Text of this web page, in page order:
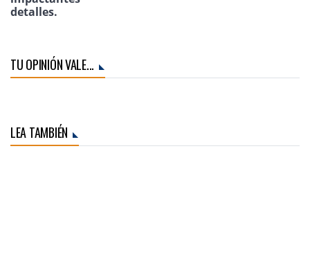
detalles.
TU OPINIÓN VALE...
LEA TAMBIÉN